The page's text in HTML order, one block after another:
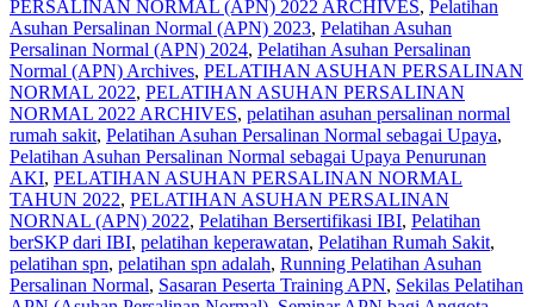
PERSALINAN NORMAL (APN) 2022 ARCHIVES, Pelatihan
Asuhan Persalinan Normal (APN) 2023, Pelatihan Asuhan
Persalinan Normal (APN) 2024, Pelatihan Asuhan Persalinan
Normal (APN) Archives, PELATIHAN ASUHAN PERSALINAN
NORMAL 2022, PELATIHAN ASUHAN PERSALINAN
NORMAL 2022 ARCHIVES, pelatihan asuhan persalinan normal
rumah sakit, Pelatihan Asuhan Persalinan Normal sebagai Upaya,
Pelatihan Asuhan Persalinan Normal sebagai Upaya Penurunan
AKI, PELATIHAN ASUHAN PERSALINAN NORMAL
TAHUN 2022, PELATIHAN ASUHAN PERSALINAN
NORNAL (APN) 2022, Pelatihan Bersertifikasi IBI, Pelatihan
berSKP dari IBI, pelatihan keperawatan, Pelatihan Rumah Sakit,
pelatihan spn, pelatihan spn adalah, Running Pelatihan Asuhan
Persalinan Normal, Sasaran Peserta Training APN, Sekilas Pelatihan